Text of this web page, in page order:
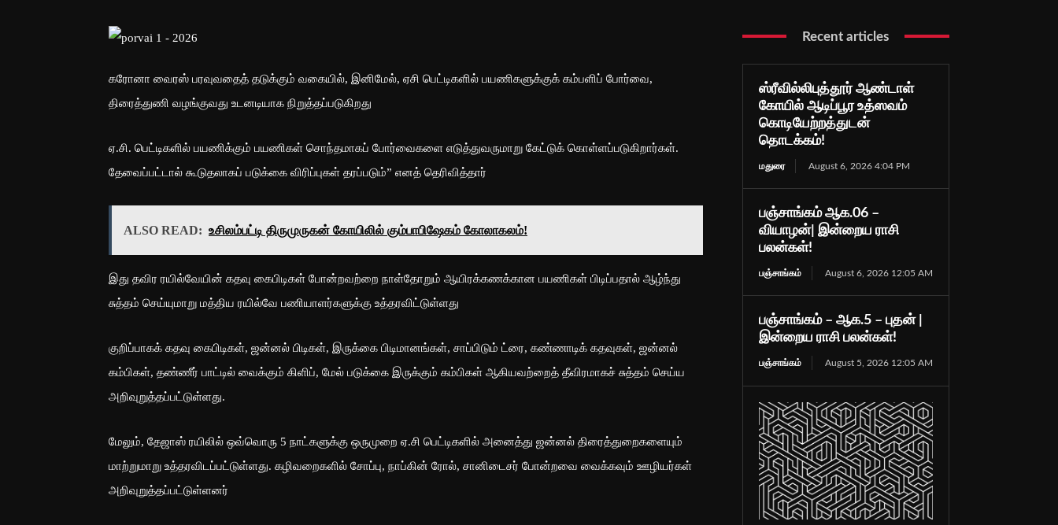
கரோனா வைரஸ் பரவுவதைத் தடுக்கும் வகையில், இனிமேல், ஏசி பெட்டிகளில் பயணிகளுக்குக் கம்பளிப் போர்வை,
திரைத்துணி வழங்குவது உடனடியாக நிறுத்தப்படுகிறது
ஏ.சி. பெட்டிகளில் பயணிக்கும் பயணிகள் சொந்தமாகப் போர்வைகளை எடுத்துவருமாறு கேட்டுக் கொள்ளப்படுகிறார்கள்.
தேவைப்பட்டால் கூடுதலாகப் படுக்கை விரிப்புகள் தரப்படும்” எனத் தெரிவித்தார்
ALSO READ: உசிலம்பட்டி திருமுருகன் கோயிலில் கும்பாபிஷேகம் கோலாகலம்!
இது தவிர ரயில்வேயின் கதவு கைபிடிகள் போன்றவற்றை நாள்தோறும் ஆயிரக்கணக்கான பயணிகள் பிடிப்பதால் ஆழ்ந்து
சுத்தம் செய்யுமாறு மத்திய ரயில்வே பணியாளர்களுக்கு உத்தரவிட்டுள்ளது
குறிப்பாகக் கதவு கைபிடிகள், ஜன்னல் பிடிகள், இருக்கை பிடிமானங்கள், சாப்பிடும் ட்ரை, கண்ணாடிக் கதவுகள், ஜன்னல்
கம்பிகள், தண்ணீர் பாட்டில் வைக்கும் கிளிப், மேல் படுக்கை இருக்கும் கம்பிகள் ஆகியவற்றைத் தீவிரமாகச் சுத்தம் செய்ய
அறிவுறுத்தப்பட்டுள்ளது.
மேலும், தேஜாஸ் ரயிலில் ஒவ்வொரு 5 நாட்களுக்கு ஒருமுறை ஏ.சி பெட்டிகளில் அனைத்து ஜன்னல் திரைத்துறைகளையும்
மாற்றுமாறு உத்தரவிடப்பட்டுள்ளது. கழிவறைகளில் சோப்பு, நாப்கின் ரோல், சானிடைசர் போன்றவை வைக்கவும் ஊழியர்கள்
அறிவுறுத்தப்பட்டுள்ளனர்
Recent articles
ஸ்ரீவில்லிபுத்தூர் ஆண்டாள்
கோயில் ஆடிப்பூர உத்ஸவம்
கொடியேற்றத்துடன்
தொடக்கம்!
மதுரை August 6, 2026 4:04 PM
பஞ்சாங்கம் ஆக.06 –
வியாழன்| இன்றைய ராசி
பலன்கள்!
பஞ்சாங்கம் August 6, 2026 12:05 AM
பஞ்சாங்கம் – ஆக.5 – புதன் |
இன்றைய ராசி பலன்கள்!
பஞ்சாங்கம் August 5, 2026 12:05 AM